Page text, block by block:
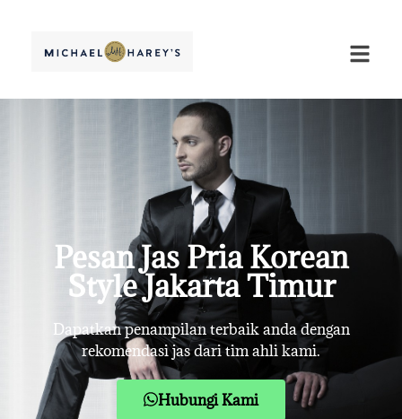
Pesan Jas Pria Korean
Style Jakarta Timur
Dapatkan penampilan terbaik anda dengan
rekomendasi jas dari tim ahli kami.
Hubungi Kami